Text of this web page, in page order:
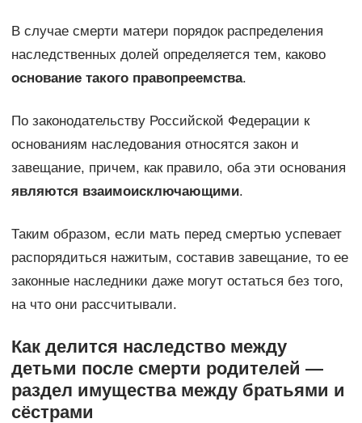
В случае смерти матери порядок распределения
наследственных долей определяется тем, каково
основание такого правопреемства.
По законодательству Российской Федерации к
основаниям наследования относятся закон и
завещание, причем, как правило, оба эти основания
являются взаимоисключающими.
Таким образом, если мать перед смертью успевает
распорядиться нажитым, составив завещание, то ее
законные наследники даже могут остаться без того,
на что они рассчитывали.
Как делится наследство между
детьми после смерти родителей —
раздел имущества между братьями и
сёстрами